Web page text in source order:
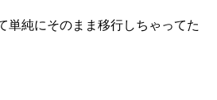
単純にそのまま移行しちゃってた